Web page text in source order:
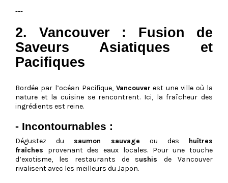
---
2. Vancouver : Fusion de
Saveurs Asiatiques et
Pacifiques
Bordée par l’océan Pacifique, Vancouver est une ville où la
nature et la cuisine se rencontrent. Ici, la fraîcheur des
ingrédients est reine.
- Incontournables :
Dégustez du saumon sauvageou des huîtres
fraîches provenant des eaux locales. Pour une touche
d’exotisme, les restaurants de sushisde Vancouver
rivalisent avec les meilleurs du Japon.